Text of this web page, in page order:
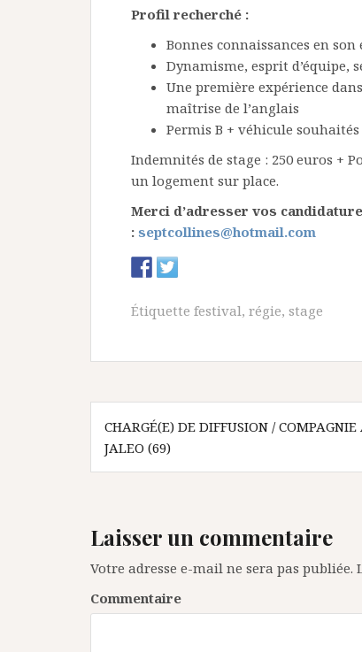
Profil recherché :
Bonnes connaissances en
Dynamisme, esprit d’équipe,
Une première expérience
maîtrise de l’anglais
Permis B + véhicule souhaités
Indemnités de stage : 250 euros +
un logement sur place.
Merci d’adresser vos
: septcollines@hotmail.com
Étiquette festival, régie, stage
N
a
g
a
t
CHARGÉ(E) DE DIFFUSION /
JALEO (69)
Laisser un commentaire
Votre adresse e-mail ne sera pas publiée.
Commentaire